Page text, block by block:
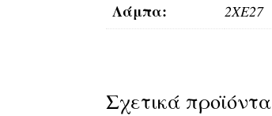
Λάμπα: 2XE27
Σχετικά προϊόντα